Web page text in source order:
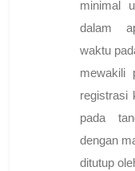
minimal
dalam
waktu
mewakili
registrasi
pada
dengan
ditutup